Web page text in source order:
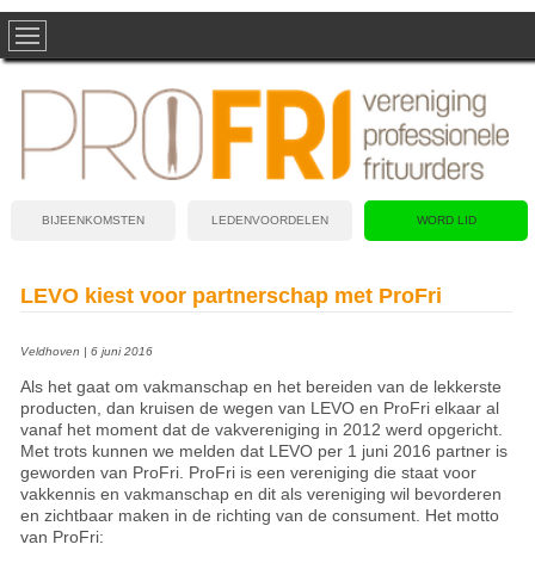
BIJEENKOMSTEN LEDENVOORDELEN WORD LID
LEVO kiest voor partnerschap met ProFri
Veldhoven | 6 juni 2016
Als het gaat om vakmanschap en het bereiden van de lekkerste
producten, dan kruisen de wegen van LEVO en ProFri elkaar al
vanaf het moment dat de vakvereniging in 2012 werd opgericht.
Met trots kunnen we melden dat LEVO per 1 juni 2016 partner is
geworden van ProFri. ProFri is een vereniging die staat voor
vakkennis en vakmanschap en dit als vereniging wil bevorderen
en zichtbaar maken in de richting van de consument. Het motto
van ProFri: